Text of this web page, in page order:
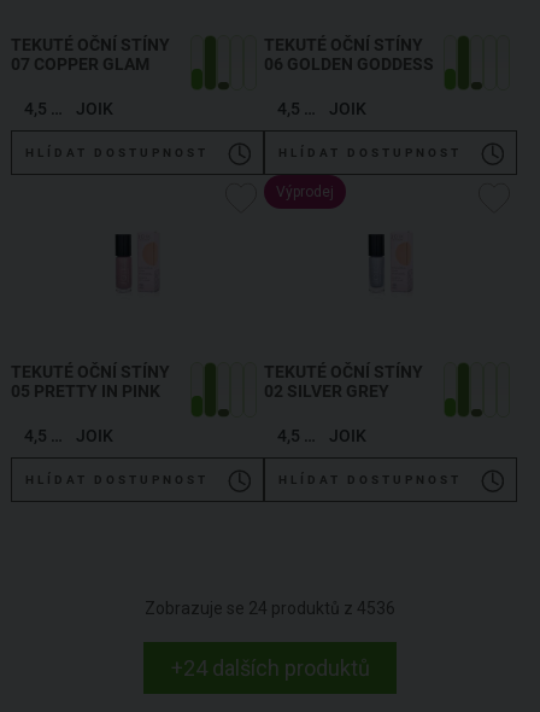
TEKUTÉ OČNÍ STÍNY
07 COPPER GLAM
JOIK
HLÍDAT DOSTUPNOST
TEKUTÉ OČNÍ STÍNY
06 GOLDEN GODDESS
JOIK
HLÍDAT DOSTUPNOST
TEKUTÉ OČNÍ STÍNY
05 PRETTY IN PINK
JOIK
HLÍDAT DOSTUPNOST
Výprodej
TEKUTÉ OČNÍ STÍNY
02 SILVER GREY
JOIK
HLÍDAT DOSTUPNOST
Zobrazuje se 24 produktů z 4536
+24 dalších produktů